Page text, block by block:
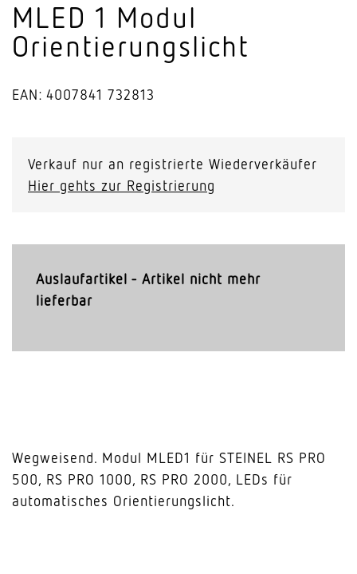
MLED 1 Modul
Orientierungslicht
EAN: 4007841 732813
Verkauf nur an registrierte Wiederverkäufer
Hier gehts zur Registrierung
Auslaufartikel - Artikel nicht mehr
lieferbar
Wegweisend. Modul MLED1 für STEINEL RS PRO
500, RS PRO 1000, RS PRO 2000, LEDs für
automatisches Orientierungslicht.